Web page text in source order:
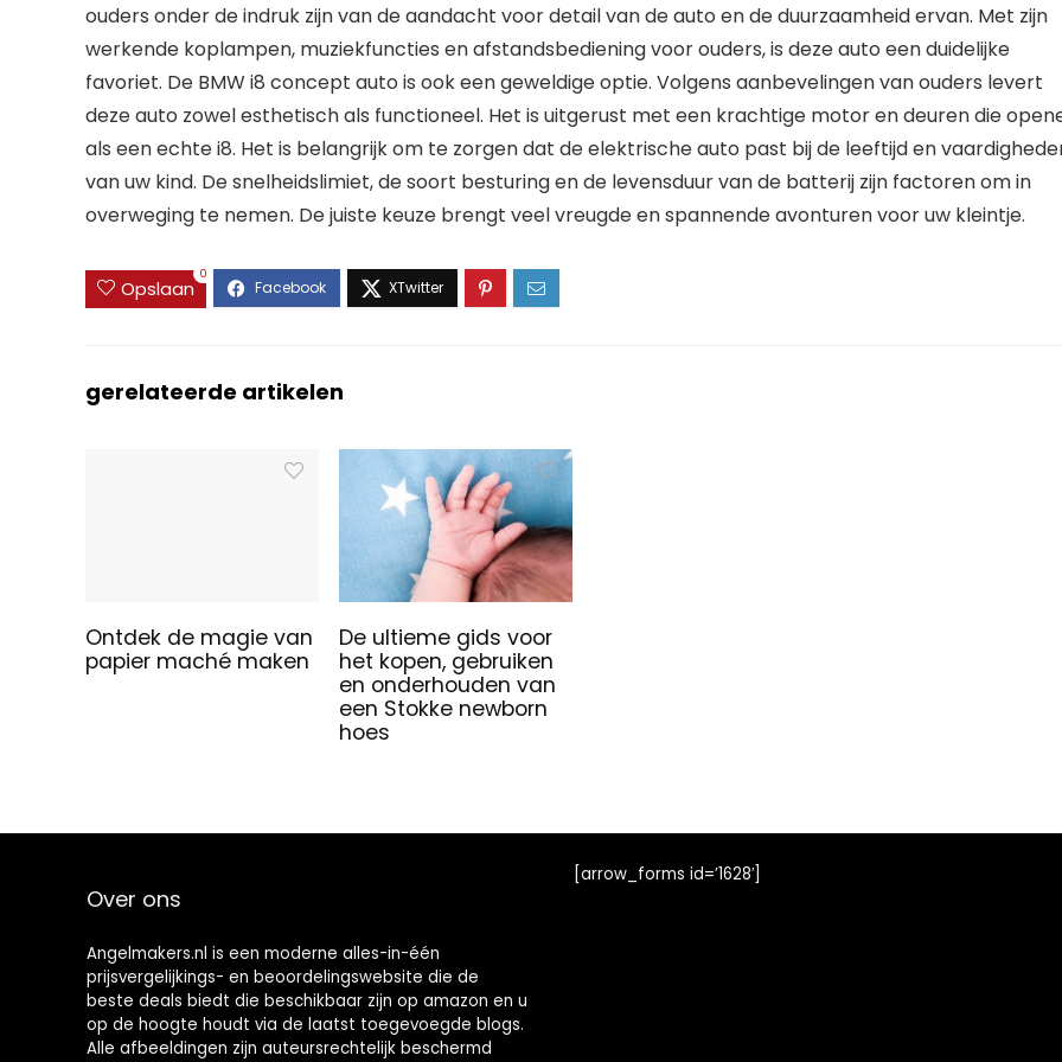
ouders onder de indruk zijn van de aandacht voor detail van de auto en de duurzaamheid ervan. Met zijn
werkende koplampen, muziekfuncties en afstandsbediening voor ouders, is deze auto een duidelijke
favoriet. De BMW i8 concept auto is ook een geweldige optie. Volgens aanbevelingen van ouders levert
deze auto zowel esthetisch als functioneel. Het is uitgerust met een krachtige motor en deuren die
als een echte i8. Het is belangrijk om te zorgen dat de elektrische auto past bij de leeftijd en
van uw kind. De snelheidslimiet, de soort besturing en de levensduur van de batterij zijn factoren om in
overweging te nemen. De juiste keuze brengt veel vreugde en spannende avonturen voor uw kleintje.
Opslaan
0
gerelateerde artikelen
Ontdek de magie van
papier maché maken
De ultieme gids voor
het kopen, gebruiken
en onderhouden van
een Stokke newborn
hoes
Over ons
Angelmakers.nl is een moderne alles-in-één
prijsvergelijkings- en beoordelingswebsite die de
beste deals biedt die beschikbaar zijn op amazon en u
op de hoogte houdt via de laatst toegevoegde blogs.
Alle afbeeldingen zijn auteursrechtelijk beschermd
[arrow_forms id=’1628′]